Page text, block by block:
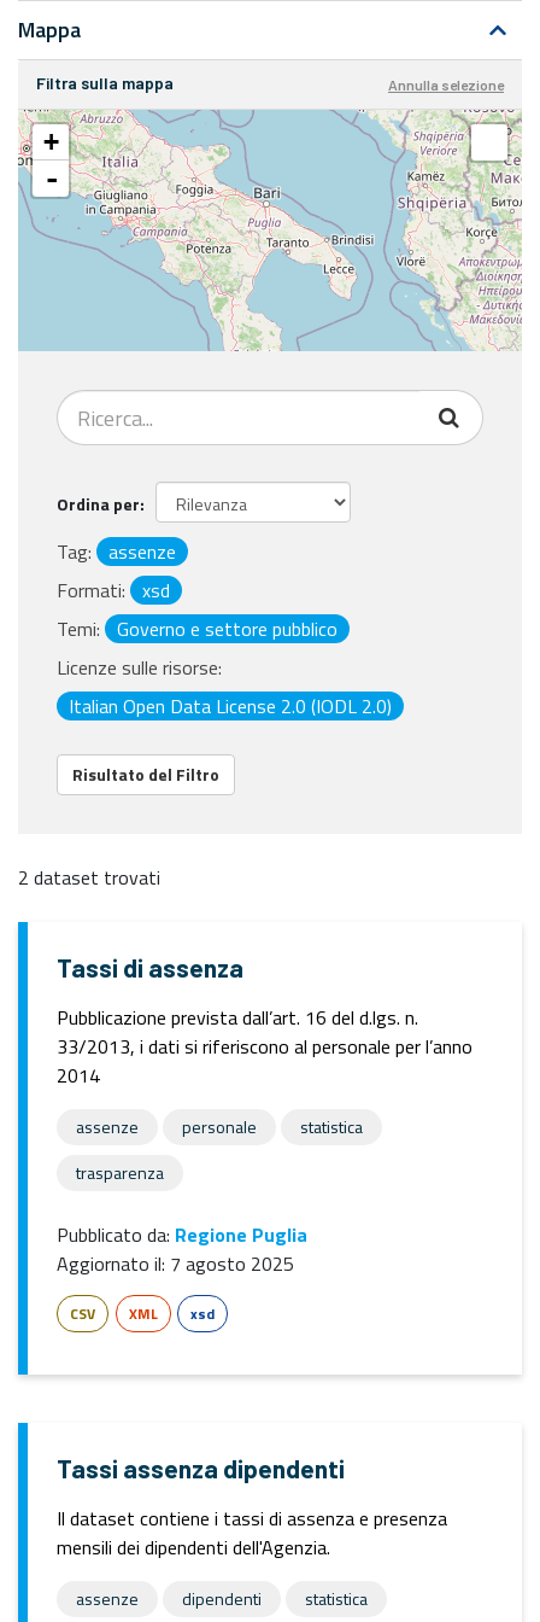
Mappa
Filtra sulla mappa Annulla selezione
+
-
Ordina per
Tag:
assenze
Formati:
xsd
Temi:
Governo e settore pubblico
Licenze sulle risorse:
Italian Open Data License 2.0 (IODL 2.0)
Risultato del Filtro
2 dataset trovati
Tassi di assenza
Pubblicazione prevista dall’art. 16 del d.lgs. n.
33/2013, i dati si riferiscono al personale per l’anno
2014
assenze personale
statistica
trasparenza
Pubblicato da: Regione Puglia
Aggiornato il: 7 agosto 2025
CSV XML xsd
Tassi assenza dipendenti
Il dataset contiene i tassi di assenza e presenza
mensili dei dipendenti dell'Agenzia.
assenze dipendenti statistica